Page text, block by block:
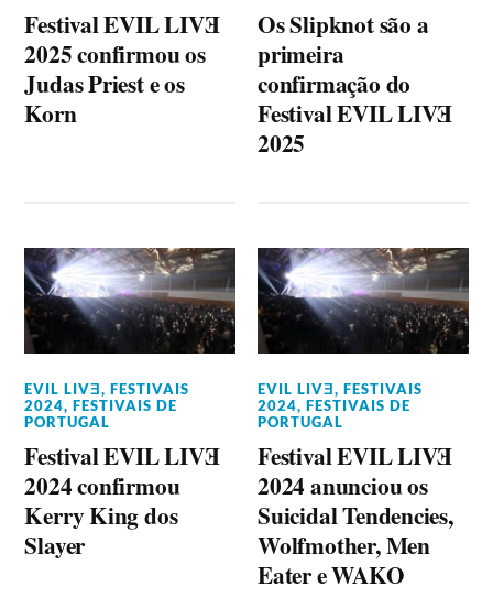
Festival EVIL LIVƎ
2025 confirmou os
Judas Priest e os
Korn
Os Slipknot são a
primeira
confirmação do
Festival EVIL LIVƎ
2025
EVIL LIVƎ,FESTIVAIS
2024,FESTIVAIS DE
PORTUGAL
Festival EVIL LIVƎ
2024 confirmou
Kerry King dos
Slayer
EVIL LIVƎ,FESTIVAIS
2024,FESTIVAIS DE
PORTUGAL
Festival EVIL LIVƎ
2024 anunciou os
Suicidal Tendencies,
Wolfmother, Men
Eater e WAKO